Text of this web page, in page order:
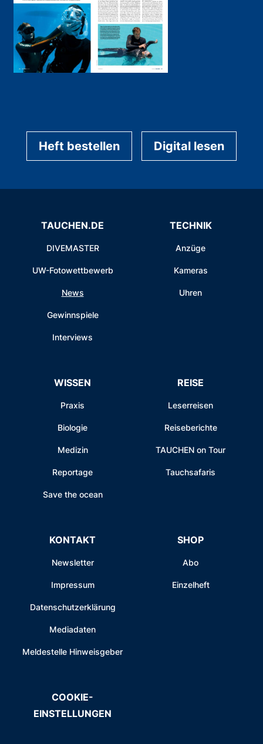
Heft bestellen Digital lesen
TAUCHEN.DE
DIVEMASTER
UW-Fotowettbewerb
News
Gewinnspiele
Interviews
TECHNIK
Anzüge
Kameras
Uhren
WISSEN
Praxis
Biologie
Medizin
Reportage
Save the ocean
REISE
Leserreisen
Reiseberichte
TAUCHEN on Tour
Tauchsafaris
KONTAKT
Newsletter
Impressum
Datenschutzerklärung
Mediadaten
Meldestelle Hinweisgeber
SHOP
Abo
Einzelheft
COOKIE-
EINSTELLUNGEN